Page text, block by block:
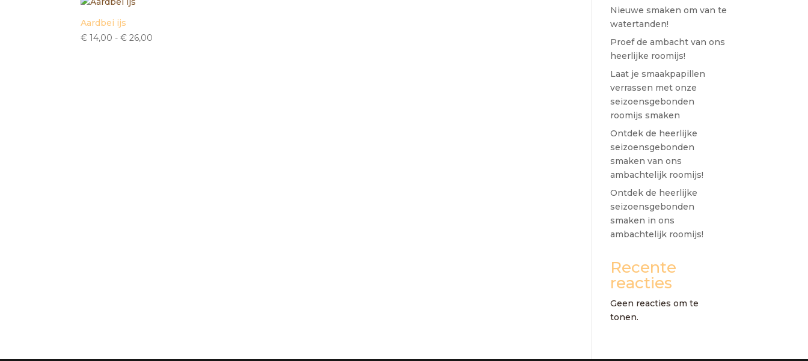
Aardbei ijs
€ 14,00 - € 26,00
Nieuwe smaken om van te
watertanden!
Proef de ambacht van ons
heerlijke roomijs!
Laat je smaakpapillen
verrassen met onze
seizoensgebonden
roomijs smaken
Ontdek de heerlijke
seizoensgebonden
smaken van ons
ambachtelijk roomijs!
Ontdek de heerlijke
seizoensgebonden
smaken in ons
ambachtelijk roomijs!
Recente
reacties
Geen reacties om te
tonen.